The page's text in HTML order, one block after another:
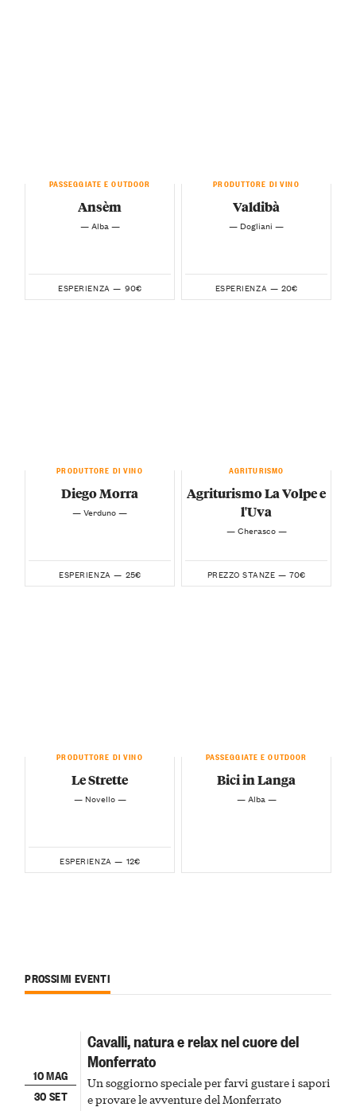
PASSEGGIATE E OUTDOOR
Ansèm
— Alba —
ESPERIENZA — 90€
PRODUTTORE DI VINO
Valdibà
— Dogliani —
ESPERIENZA — 20€
PRODUTTORE DI VINO
Diego Morra
— Verduno —
ESPERIENZA — 25€
AGRITURISMO
Agriturismo La Volpe e
l'Uva
— Cherasco —
PREZZO STANZE — 70€
PRODUTTORE DI VINO
Le Strette
— Novello —
ESPERIENZA — 12€
PASSEGGIATE E OUTDOOR
Bici in Langa
— Alba —
PROSSIMI EVENTI
10 MAG
30 SET
Cavalli, natura e relax nel cuore del
Monferrato
Un soggiorno speciale per farvi gustare i sapori
e provare le avventure del Monferrato